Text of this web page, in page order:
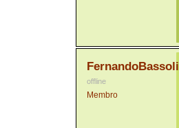
FernandoBassoli
offline
Membro